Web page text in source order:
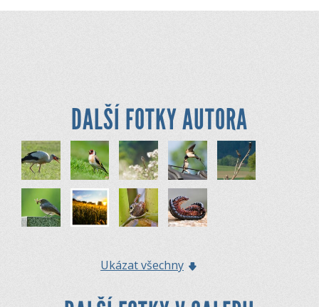
DALŠÍ FOTKY AUTORA
Ukázat všechny